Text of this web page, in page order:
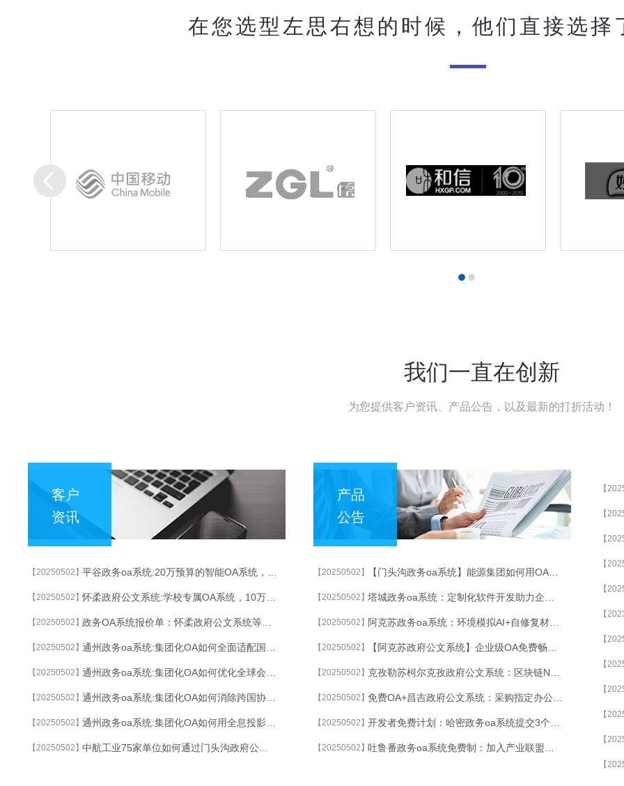
在您选型左思右想的时候，他们直接选择
我们一直在创新
为您提供客户资讯、产品公告，以及最新的打折活动！
客户
资讯
【20250502】
【20250502】 怀柔政府公文系统:学校专属OA系统，10万元全功能打包
【20250502】 政务OA系统报价单：怀柔政府公文系统等保三级认证方案成本揭秘
【20250502】
【20250502】
【20250502】 通州政务oa系统:集团化OA如何消除跨国协作中的语言障碍？
【20250502】 通州政务oa系统:集团化OA如何用全息投影技术重塑高管决策？
【20250502】 中航工业75家单位如何通过门头沟政府公文系统集团化OA实现高效协同？
产品
公告
【20250502】 【门头沟政务oa系统】能源集团如何用OA系统优化千亿级项目管理？
【20250502】
【20250502】 阿克苏政务oa系统：环境模拟AI+自修复材料实现档案永生存储
【20250502】
【20250502】
【20250502】 免费OA+昌吉政府公文系统：采购指定办公设备，赠送终身OA使用权限
【20250502】
【20250502】
【
【
【
【
【
【
【
【
【
【
【
【